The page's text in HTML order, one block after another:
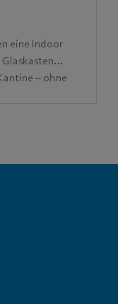
eine Indoor
– ohne